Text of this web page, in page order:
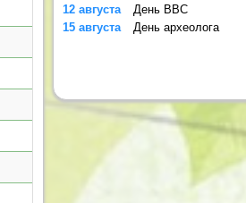
12 августа
День ВВС
15 августа
День археолога